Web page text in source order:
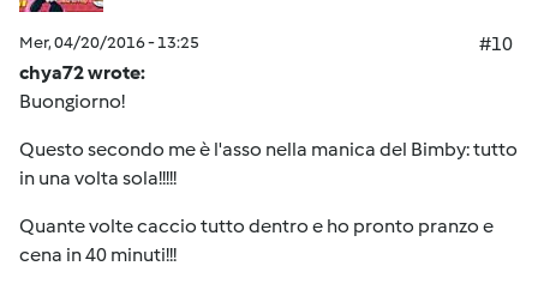
Mer, 04/20/2016 - 13:25
#10
chya72 wrote:
Buongiorno!
Questo secondo me è l'asso nella manica del Bimby: tutto
in una volta sola!!!!!
Quante volte caccio tutto dentro e ho pronto pranzo e
cena in 40 minuti!!!